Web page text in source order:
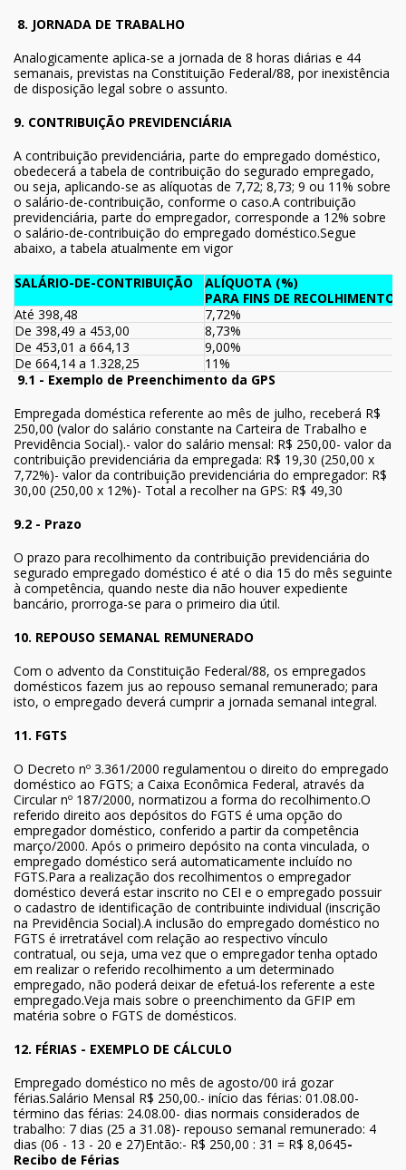
8. JORNADA DE TRABALHO
Analogicamente aplica-se a jornada de 8 horas diárias e 44
semanais, previstas na Constituição Federal/88, por inexistência
de disposição legal sobre o assunto.
9. CONTRIBUIÇÃO PREVIDENCIÁRIA
A contribuição previdenciária, parte do empregado doméstico,
obedecerá a tabela de contribuição do segurado empregado,
ou seja, aplicando-se as alíquotas de 7,72; 8,73; 9 ou 11% sobre
o salário-de-contribuição, conforme o caso.A contribuição
previdenciária, parte do empregador, corresponde a 12% sobre
o salário-de-contribuição do empregado doméstico.Segue
abaixo, a tabela atualmente em vigor
SALÁRIO-DE-CONTRIBUIÇÃO
ALÍQUOTA (%)
PARA FINS DE RECOLHIMENTO
Até 398,48
7,72%
De 398,49 a 453,00
8,73%
De 453,01 a 664,13
9,00%
De 664,14 a 1.328,25
11%
9.1 - Exemplo de Preenchimento da GPS
Empregada doméstica referente ao mês de julho, receberá R$
250,00 (valor do salário constante na Carteira de Trabalho e
Previdência Social).- valor do salário mensal: R$ 250,00- valor da
contribuição previdenciária da empregada: R$ 19,30 (250,00 x
7,72%)- valor da contribuição previdenciária do empregador: R$
30,00 (250,00 x 12%)- Total a recolher na GPS: R$ 49,30
9.2 - Prazo
O prazo para recolhimento da contribuição previdenciária do
segurado empregado doméstico é até o dia 15 do mês seguinte
à competência, quando neste dia não houver expediente
bancário, prorroga-se para o primeiro dia útil.
10. REPOUSO SEMANAL REMUNERADO
Com o advento da Constituição Federal/88, os empregados
domésticos fazem jus ao repouso semanal remunerado; para
isto, o empregado deverá cumprir a jornada semanal integral.
11. FGTS
O Decreto nº 3.361/2000 regulamentou o direito do empregado
doméstico ao FGTS; a Caixa Econômica Federal, através da
Circular nº 187/2000, normatizou a forma do recolhimento.O
referido direito aos depósitos do FGTS é uma opção do
empregador doméstico, conferido a partir da competência
março/2000. Após o primeiro depósito na conta vinculada, o
empregado doméstico será automaticamente incluído no
FGTS.Para a realização dos recolhimentos o empregador
doméstico deverá estar inscrito no CEI e o empregado possuir
o cadastro de identificação de contribuinte individual (inscrição
na Previdência Social).A inclusão do empregado doméstico no
FGTS é irretratável com relação ao respectivo vínculo
contratual, ou seja, uma vez que o empregador tenha optado
em realizar o referido recolhimento a um determinado
empregado, não poderá deixar de efetuá-los referente a este
empregado.Veja mais sobre o preenchimento da GFIP em
matéria sobre o FGTS de domésticos.
12. FÉRIAS - EXEMPLO DE CÁLCULO
Empregado doméstico no mês de agosto/00 irá gozar
férias.Salário Mensal R$ 250,00.- início das férias: 01.08.00-
término das férias: 24.08.00- dias normais considerados de
trabalho: 7 dias (25 a 31.08)- repouso semanal remunerado: 4
dias (06 - 13 - 20 e 27)Então:- R$ 250,00 : 31 = R$ 8,0645-
Recibo de Férias